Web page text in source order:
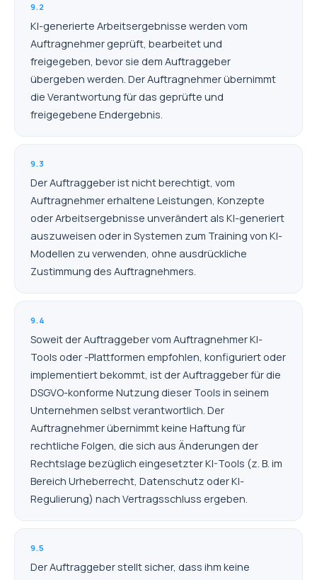
9.2
KI-generierte Arbeitsergebnisse werden vom
Auftragnehmer geprüft, bearbeitet und
freigegeben, bevor sie dem Auftraggeber
übergeben werden. Der Auftragnehmer übernimmt
die Verantwortung für das geprüfte und
freigegebene Endergebnis.
9.3
Der Auftraggeber ist nicht berechtigt, vom
Auftragnehmer erhaltene Leistungen, Konzepte
oder Arbeitsergebnisse unverändert als KI-generiert
auszuweisen oder in Systemen zum Training von KI-
Modellen zu verwenden, ohne ausdrückliche
Zustimmung des Auftragnehmers.
9.4
Soweit der Auftraggeber vom Auftragnehmer KI-
Tools oder -Plattformen empfohlen, konfiguriert oder
implementiert bekommt, ist der Auftraggeber für die
DSGVO-konforme Nutzung dieser Tools in seinem
Unternehmen selbst verantwortlich. Der
Auftragnehmer übernimmt keine Haftung für
rechtliche Folgen, die sich aus Änderungen der
Rechtslage bezüglich eingesetzter KI-Tools (z. B. im
Bereich Urheberrecht, Datenschutz oder KI-
Regulierung) nach Vertragsschluss ergeben.
9.5
Der Auftraggeber stellt sicher, dass ihm keine